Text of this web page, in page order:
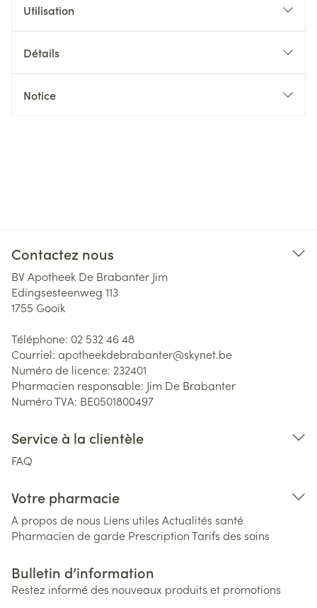
Utilisation
Détails
Notice
Contactez nous
BV Apotheek De Brabanter Jim
Edingsesteenweg 113
1755 Gooik
Téléphone: 02 532 46 48
Courriel: apotheekdebrabanter@skynet.be
Numéro de licence: 232401
Pharmacien responsable: Jim De Brabanter
Numéro TVA: BE0501800497
Service à la clientèle
FAQ
Votre pharmacie
A propos de nous Liens utiles Actualités santé
Pharmacien de garde PrescriptionTarifs des soins
Bulletin d’information
Restez informé des nouveaux produits et promotions